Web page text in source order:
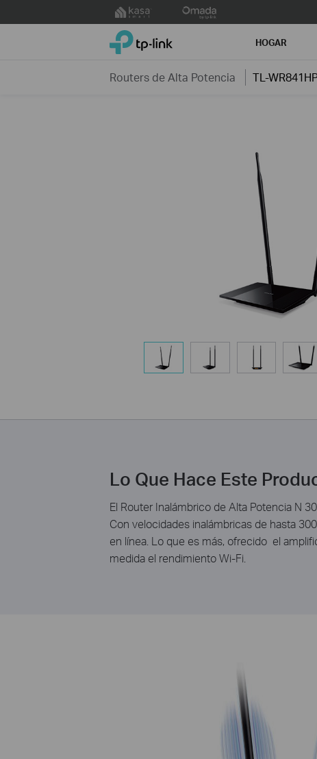
to
TP-Link, Reliably Smart HOGAR
Routers de Alta Potencia TL-
Lo Que Hace Este
El Router Inalámbrico de Alta Potencia N
Con velocidades inalámbricas de hasta
en línea. Lo que es más, ofrecido el
medida el rendimiento Wi-Fi.